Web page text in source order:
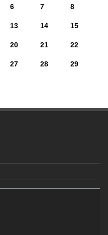
6 7 8
13 14 15
20 21 22
27 28 29